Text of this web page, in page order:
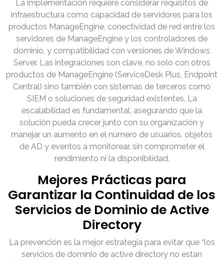
La implementación requiere considerar requisitos de
infraestructura como capacidad de servidores para los
productos ManageEngine, conectividad de red entre los
servidores de ManageEngine y los controladores de
dominio, y compatibilidad con versiones de Windows
Server. Las integraciones son clave, no solo con otros
productos de ManageEngine (ServiceDesk Plus, Endpoint
Central) sino también con sistemas de terceros como
SIEM o soluciones de seguridad existentes. La
escalabilidad es fundamental, asegurando que la
solución pueda crecer junto con su organización y
manejar un aumento en el número de usuarios, objetos
de AD y eventos a monitorear, sin comprometer el
rendimiento ni la disponibilidad.
Mejores Prácticas para
Garantizar la Continuidad de los
Servicios de Dominio de Active
Directory
La prevención es la mejor estrategia para evitar que “los
servicios de dominio de active directory no estan